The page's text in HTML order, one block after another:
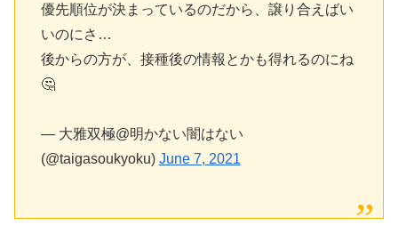
優先順位が決まっているのだから、譲り合えばい
いのにさ…
後からの方が、接種後の情報とかも得れるのにね
🤔
— 大雅双極@明かない闇はない
(@taigasoukyoku) June 7, 2021